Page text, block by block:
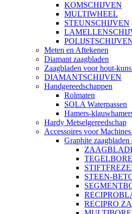
KOMSCHIJVEN
MULTIWHEEL
STEUNSCHIJVEN
Meten en Aftekenen
Diamant zaagbladen
Zaagbladen voor hout-
DIAMANTSCHIJVEN
Handgereedschappen
Rolmaten
SOLA Waterpassen
Hamers-
Hardy Metselgereedschap
Accessoires voor
Graphite zaagbladen
STEEN-
RECIPRO